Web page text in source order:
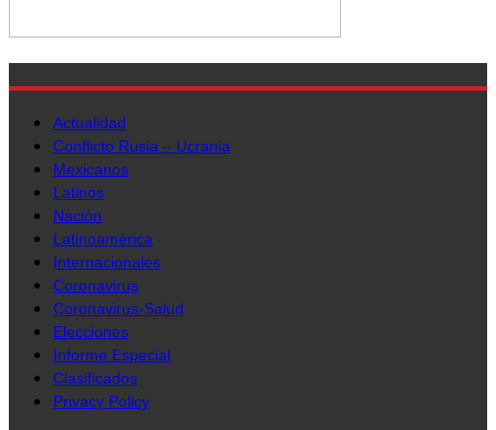
Actualidad
Conflicto Rusia – Ucrania
Mexicanos
Latinos
Nación
Latinoamérica
Internacionales
Coronavirus
Coronavirus-Salud
Elecciones
Informe Especial
Clasificados
Privacy Policy